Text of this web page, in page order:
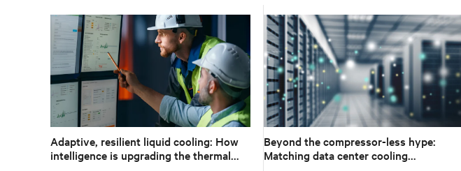
Adaptive, resilient liquid cooling: How
intelligence is upgrading the thermal
Beyond the compressor-less hype:
Matching data center cooling